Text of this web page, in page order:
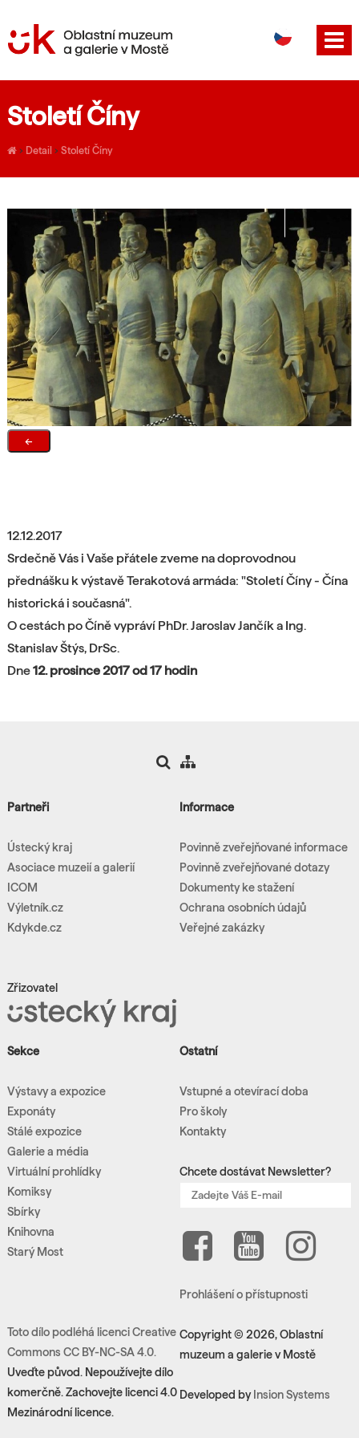
EN
Století Číny
› Detail › Století Číny
←
12.12.2017
Srdečně Vás i Vaše přátele zveme na doprovodnou
přednášku k výstavě Terakotová armáda: "Století Číny - Čína
historická i současná".
O cestách po Číně vypráví PhDr. Jaroslav Jančík a Ing.
Stanislav Štýs, DrSc.
Dne12. prosince 2017 od 17 hodin
Partneři
Ústecký kraj
Asociace muzeií a galerií
ICOM
Výletník.cz
Kdykde.cz
Zřizovatel
Informace
Povinně zveřejňované informace
Povinně zveřejňované dotazy
Dokumenty ke stažení
Ochrana osobních údajů
Veřejné zakázky
Sekce
Výstavy a expozice
Exponáty
Stálé expozice
Galerie a média
Virtuální prohlídky
Komiksy
Sbírky
Knihovna
Starý Most
Toto dílo podléhá licenci Creative
Commons CC BY-NC-SA 4.0.
Uveďte původ. Nepoužívejte dílo
komerčně. Zachovejte licenci 4.0
Mezinárodní licence.
Ostatní
Vstupné a otevírací doba
Pro školy
Kontakty
Chcete dostávat Newsletter?
Prohlášení o přístupnosti
Copyright © 2026, Oblastní
muzeum a galerie v Mostě
Developed byInsion Systems